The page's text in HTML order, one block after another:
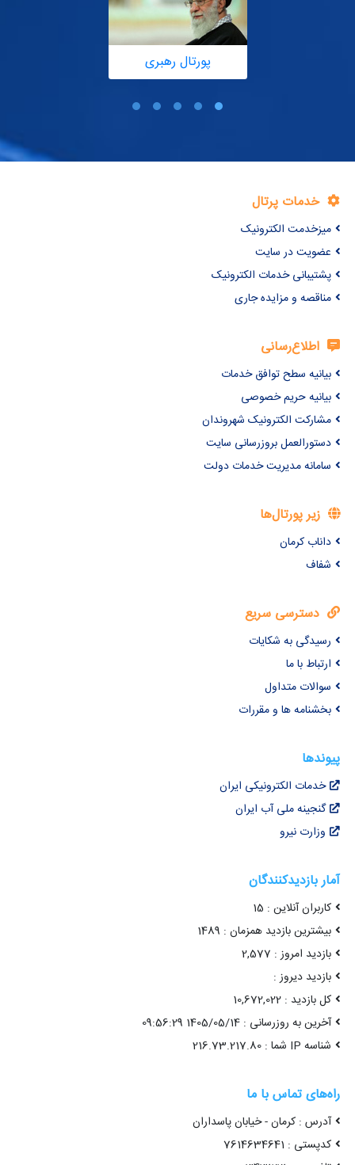
پورتال رهبری
خدمات پرتال
میزخدمت الکترونیک
عضویت در سایت
پشتیبانی خدمات الکترونیک
مناقصه و مزایده جاری
اطلاع‌رسانی
بیانیه سطح توافق خدمات
بیانیه حریم خصوصی
مشارکت الکترونیک شهروندان
دستورالعمل بروزرسانی سایت
سامانه مدیریت خدمات دولت
زیر پورتال‌ها
داناب کرمان
شفاف
دسترسی سریع
رسیدگی به شکایات
ارتباط با ما
سوالات متداول
بخشنامه ها و مقررات
پیوندها
خدمات الکترونیکی ایران
گنجینه ملی آب ایران
وزارت نیرو
آمار بازدیدکنندگان
کاربران آنلاین : 15
بیشترین بازدید همزمان : 1489
بازدید امروز : 2,577
بازدید دیروز :
کل بازدید : 10,672,022
آخرین به روزرسانی : 1405/05/14 09:56:29
شناسه IP شما : 216.73.217.80
راه‌های تماس با ما
آدرس : کرمان - خیابان پاسداران
کدپستی : 7614634641